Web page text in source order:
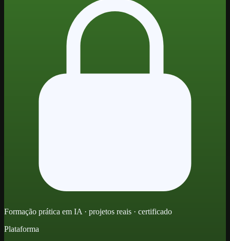
Formação prática em IA · projetos reais · certificado
Plataforma